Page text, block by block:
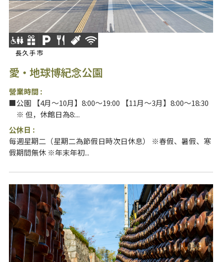
長久手市
愛・地球博紀念公園
營業時間 :
■公園 【4月～10月】8:00～19:00 【11月～3月】8:00～18:30
※ 但，休館日為8:...
公休日 :
每週星期二（星期二為節假日時次日休息） ※春假、暑假、寒
假期間無休 ※年末年初...